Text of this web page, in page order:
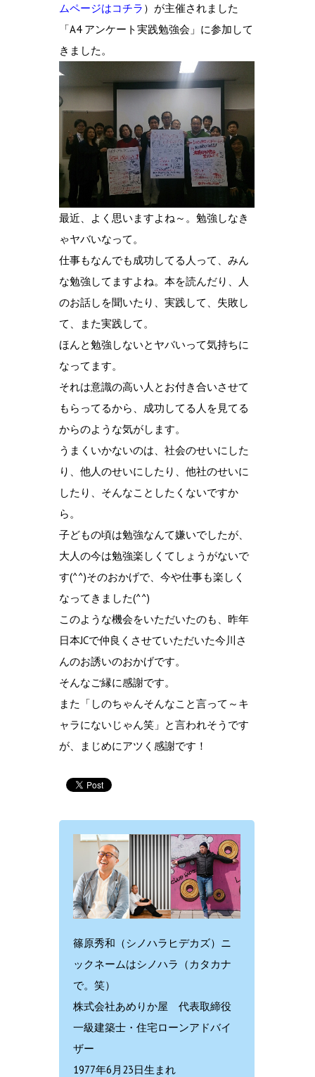
ムページはコチラ ）が主催されました
「A4 アンケート実践勉強会」に参加して
きました。
最近、よく思いますよね～。勉強しなき
ゃヤバいなって。
仕事もなんでも成功してる人って、みん
な勉強してますよね。本を読んだり、人
のお話しを聞いたり、実践して、失敗し
て、また実践して。
ほんと勉強しないとヤバいって気持ちに
なってます。
それは意識の高い人とお付き合いさせて
もらってるから、成功してる人を見てる
からのような気がします。
うまくいかないのは、社会のせいにした
り、他人のせいにしたり、他社のせいに
したり、そんなことしたくないですか
ら。
子どもの頃は勉強なんて嫌いでしたが、
大人の今は勉強楽しくてしょうがないで
す(^^)そのおかげで、今や仕事も楽しく
なってきました(^^)
このような機会をいただいたのも、昨年
日本JCで仲良くさせていただいた今川さ
んのお誘いのおかげです。
そんなご縁に感謝です。
また「しのちゃんそんなこと言って～キ
ャラにないじゃん笑」と言われそうです
が、まじめにアツく感謝です！
篠原秀和（シノハラヒデカズ）ニ
ックネームはシノハラ（カタカナ
で。笑）
株式会社あめりか屋 代表取締役
一級建築士・住宅ローンアドバイ
ザー
1977年6月23日生まれ